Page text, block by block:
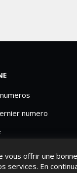
vous offrir une
services. En
numero